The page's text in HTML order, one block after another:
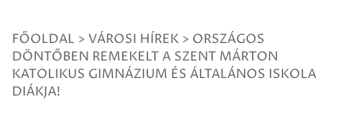
FŐOLDAL > VÁROSI HÍREK > ORSZÁGOS
DÖNTŐBEN REMEKELT A SZENT MÁRTON
KATOLIKUS GIMNÁZIUM ÉS ÁLTALÁNOS ISKOLA
DIÁKJA!